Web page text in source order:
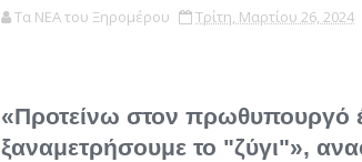
Τα ΝΕΑ του Ξηρομέρου Τρίτη, Μαρτίου 26, 2024
«Προτείνω στον πρωθυπουργό
ξαναμετρήσουμε το "ζύγι"»,